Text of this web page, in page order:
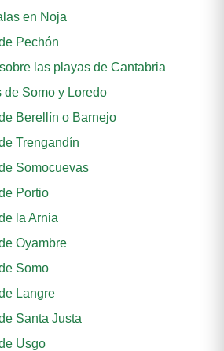
en Noja
Pechón
las playas de Cantabria
de Somo y Loredo
Berellín o Barnejo
Trengandín
Somocuevas
Portio
la Arnia
Oyambre
Somo
Langre
Santa Justa
Usgo